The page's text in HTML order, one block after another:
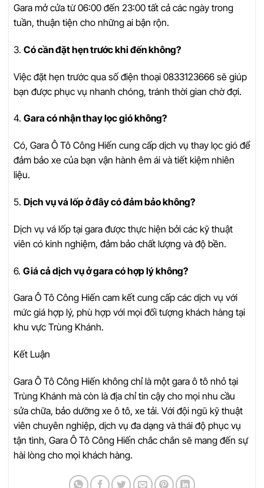
Gara mở cửa từ 06:00 đến 23:00 tất cả các ngày trong
tuần, thuận tiện cho những ai bận rộn.
3. Có cần đặt hẹn trước khi đến không?
Việc đặt hẹn trước qua số điện thoại 0833123666 sẽ giúp
bạn được phục vụ nhanh chóng, tránh thời gian chờ đợi.
4. Gara có nhận thay lọc gió không?
Có, Gara Ô Tô Công Hiến cung cấp dịch vụ thay lọc gió để
đảm bảo xe của bạn vận hành êm ái và tiết kiệm nhiên
liệu.
5. Dịch vụ vá lốp ở đây có đảm bảo không?
Dịch vụ vá lốp tại gara được thực hiện bởi các kỹ thuật
viên có kinh nghiệm, đảm bảo chất lượng và độ bền.
6. Giá cả dịch vụ ở gara có hợp lý không?
Gara Ô Tô Công Hiến cam kết cung cấp các dịch vụ với
mức giá hợp lý, phù hợp với mọi đối tượng khách hàng tại
khu vực Trùng Khánh.
Kết Luận
Gara Ô Tô Công Hiến không chỉ là một gara ô tô nhỏ tại
Trùng Khánh mà còn là địa chỉ tin cậy cho mọi nhu cầu
sửa chữa, bảo dưỡng xe ô tô, xe tải. Với đội ngũ kỹ thuật
viên chuyên nghiệp, dịch vụ đa dạng và thái độ phục vụ
tận tình, Gara Ô Tô Công Hiến chắc chắn sẽ mang đến sự
hài lòng cho mọi khách hàng.